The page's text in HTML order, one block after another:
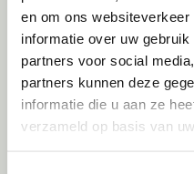
en om ons
informatie over uw
partners voor social
partners kunnen deze
informatie die u aan ze
verzameld op basis van